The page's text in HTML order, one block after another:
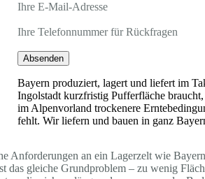
Ihre E-Mail-Adresse
Ihre Telefonnummer für Rückfragen
Absenden
Bayern produziert, lagert und liefert im
Ingolstadt kurzfristig Pufferfläche
im Alpenvorland trockenere
fehlt. Wir liefern und bauen in ganz
Anforderungen an ein Lagerzelt wie
das gleiche Grundproblem – zu wenig